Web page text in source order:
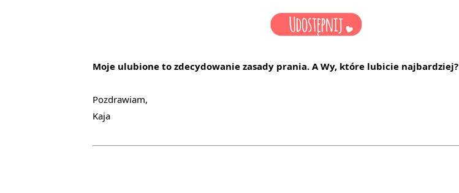
Moje ulubione to zdecydowanie zasady prania. A Wy, które lubicie najbardziej?
Pozdrawiam,
Kaja